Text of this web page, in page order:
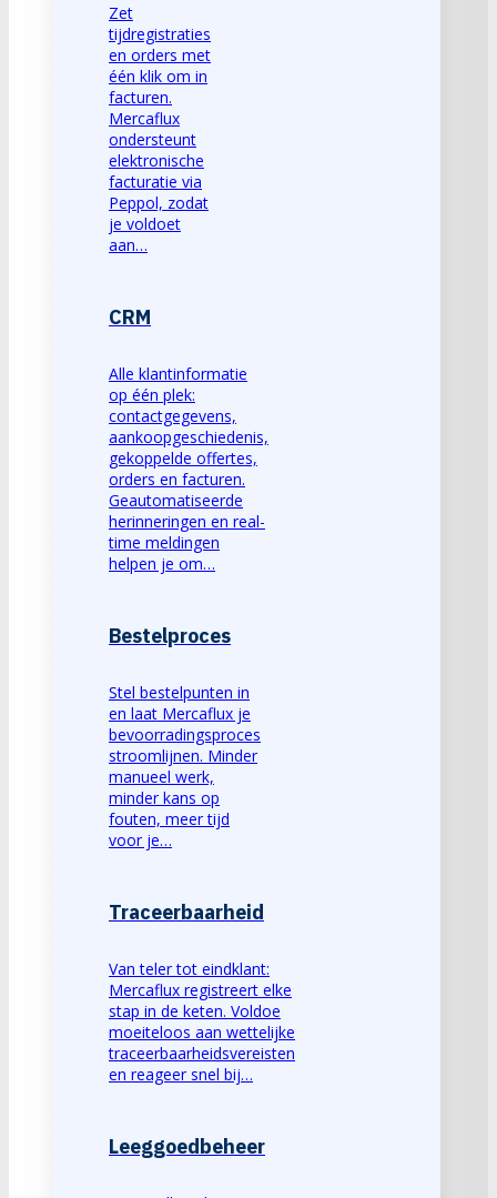
Zet
tijdregistraties
en orders met
één klik om in
facturen.
Mercaflux
ondersteunt
elektronische
facturatie via
Peppol, zodat
je voldoet
aan…
CRM
Alle klantinformatie
op één plek:
contactgegevens,
aankoopgeschiedenis,
gekoppelde offertes,
orders en facturen.
Geautomatiseerde
herinneringen en real-
time meldingen
helpen je om…
Bestelproces
Stel bestelpunten in
en laat Mercaflux je
bevoorradingsproces
stroomlijnen. Minder
manueel werk,
minder kans op
fouten, meer tijd
voor je…
Traceerbaarheid
Van teler tot eindklant:
Mercaflux registreert elke
stap in de keten. Voldoe
moeiteloos aan wettelijke
traceerbaarheidsvereisten
en reageer snel bij…
Leeggoedbeheer